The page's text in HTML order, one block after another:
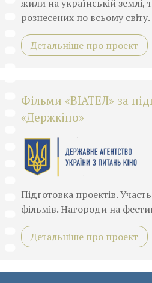
жили на українській землі,
рознесених по всьому світу.
Детальніше про проект
Фільми «ВІАТЕЛ» за
«Держкіно»
Підготовка проектів.
фільмів. Нагороди на
Детальніше про проект